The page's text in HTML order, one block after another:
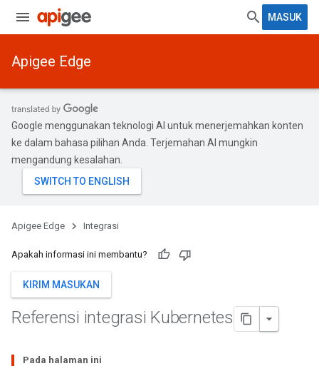
MASUK
Apigee Edge
Google menggunakan teknologi AI untuk menerjemahkan konten
ke dalam bahasa pilihan Anda. Terjemahan AI mungkin
mengandung kesalahan.
Apigee Edge Integrasi
Apakah informasi ini membantu?
KIRIM MASUKAN
Referensi integrasi Kubernetes
Pada halaman ini